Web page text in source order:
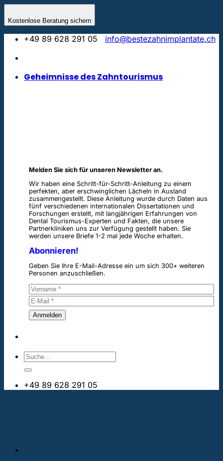
Kostenlose Beratung sichern
content
+49 89 628 291 05
info@bestezahnimplantate.ch
Geheimnisse des Zahntourismus
Melden Sie sich für unseren Newsletter an.
Wir haben eine Schritt-für-Schritt-Anleitung zu einem
perfekten, aber erschwinglichen Lächeln in Ausland
zusammengestellt. Diese Anleitung wurde durch Daten aus
fünf verschiedenen internationalen Dissertationen und
Forschungen erstellt, mit langjährigen Erfahrungen von
Dental Tourismus-Experten und Fakten, die unsere
Partnerkliniken uns zur Verfügung gestellt haben. Sie
werden unsere Briefe 1-2 mal jede Woche erhalten.
Abonnieren!
Geben Sie Ihre E-Mail-Adresse ein um sich 300+ weiteren
Personen anzuschließen.
+49 89 628 291 05